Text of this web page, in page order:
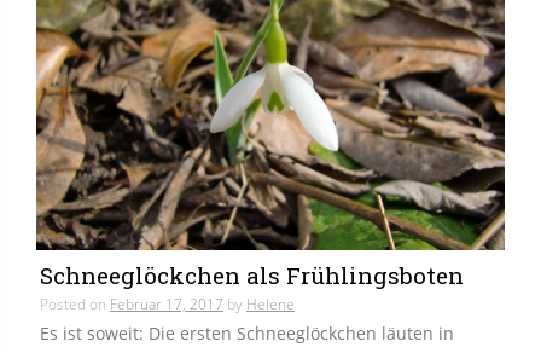
Schneeglöckchen als Frühlingsboten
Posted on Februar 17, 2017 by Helene
Es ist soweit: Die ersten Schneeglöckchen läuten in